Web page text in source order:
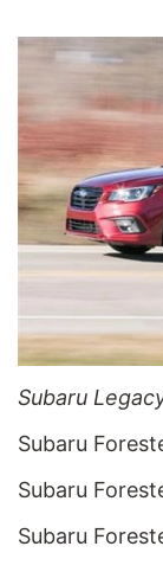
Subaru
Subaru
Subaru
Subaru